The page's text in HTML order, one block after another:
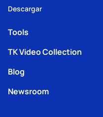
Descargar
Tools
TK Video Collection
Blog
Newsroom